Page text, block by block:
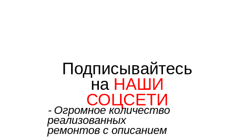
Подписывайтесь
на НАШИ
СОЦСЕТИ
⁃ Огромное количество
реализованных
ремонтов с описанием